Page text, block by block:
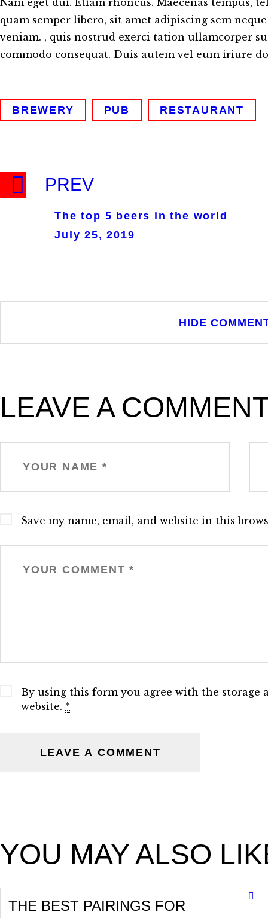
Nam eget dui. Etiam rhoncus. Maecenas tempus,
quam semper libero, sit amet adipiscing sem
veniam. , quis nostrud exerci tation ullamcorper
commodo consequat. Duis autem vel eum iriure
BREWERY PUB RESTAURANT
PREV
The top 5 beers in the world
July 25, 2019
HIDE
LEAVE A
Save my name, email, and website in this
By using this form you agree with the storage
website. *
YOU MAY ALSO
THE BEST PAIRINGS FOR